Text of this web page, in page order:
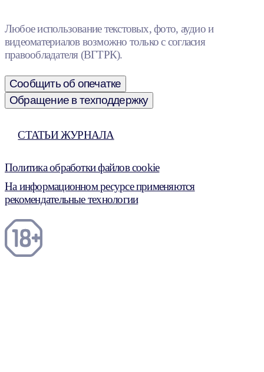
Любое использование текстовых, фото, аудио и
видеоматериалов возможно только с согласия
правообладателя (ВГТРК).
Сообщить об опечатке
Обращение в техподдержку
СТАТЬИ ЖУРНАЛА
Политика обработки файлов cookie
На информационном ресурсе применяются
рекомендательные технологии